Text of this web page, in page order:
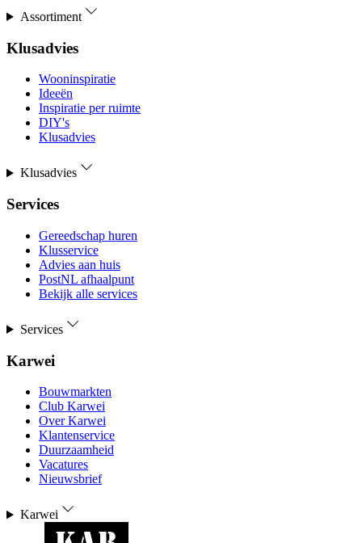
Assortiment
Klusadvies
Wooninspiratie
Ideeën
Inspiratie per ruimte
DIY's
Klusadvies
Klusadvies
Services
Gereedschap huren
Klusservice
Advies aan huis
PostNL afhaalpunt
Bekijk alle services
Services
Karwei
Bouwmarkten
Club Karwei
Over Karwei
Klantenservice
Duurzaamheid
Vacatures
Nieuwsbrief
Karwei